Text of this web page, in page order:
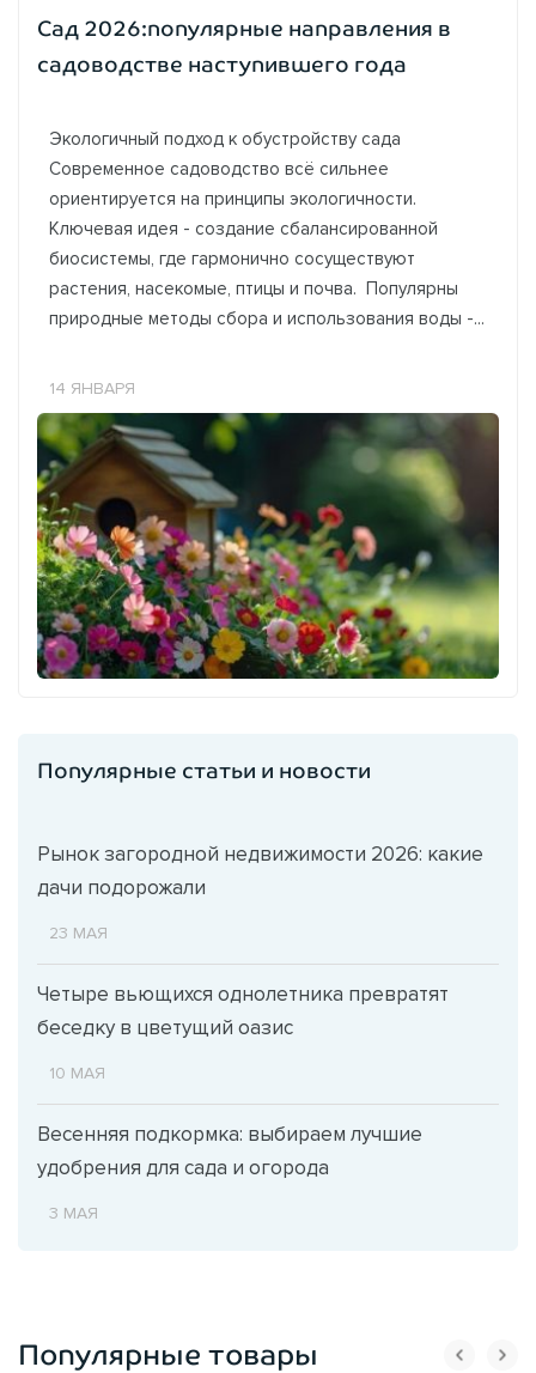
Сад 2026:популярные направления в
садоводстве наступившего года
Экологичный подход к обустройству сада
Современное садоводство всё сильнее
ориентируется на принципы экологичности.
Ключевая идея - создание сбалансированной
биосистемы, где гармонично сосуществуют
растения, насекомые, птицы и почва. Популярны
природные методы сбора и использования воды -...
14 ЯНВАРЯ
Популярные статьи и новости
Рынок загородной недвижимости 2026: какие
дачи подорожали
23 МАЯ
Четыре вьющихся однолетника превратят
беседку в цветущий оазис
10 МАЯ
Весенняя подкормка: выбираем лучшие
удобрения для сада и огорода
3 МАЯ
Популярные товары